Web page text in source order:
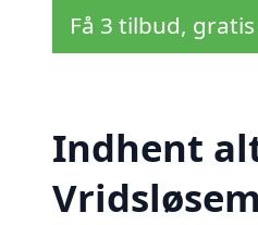
Få 3 tilbud,
Indhent